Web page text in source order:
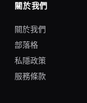
關於我們
關於我們
部落格
私隱政策
服務條款